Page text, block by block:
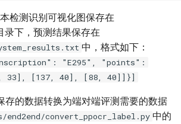
检测识别可视化图保存在
录下，预测结果保存在
中，格式如下：
"E295", "points":
33], [137, 40], [88, 40]]}]
存的数据转换为端对端评测需要的数据
end2end/convert_ppocr_label.py 中的